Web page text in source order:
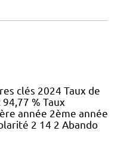
clés 2024 Taux de
% Taux
année 2ème année
2 14 2 Abando